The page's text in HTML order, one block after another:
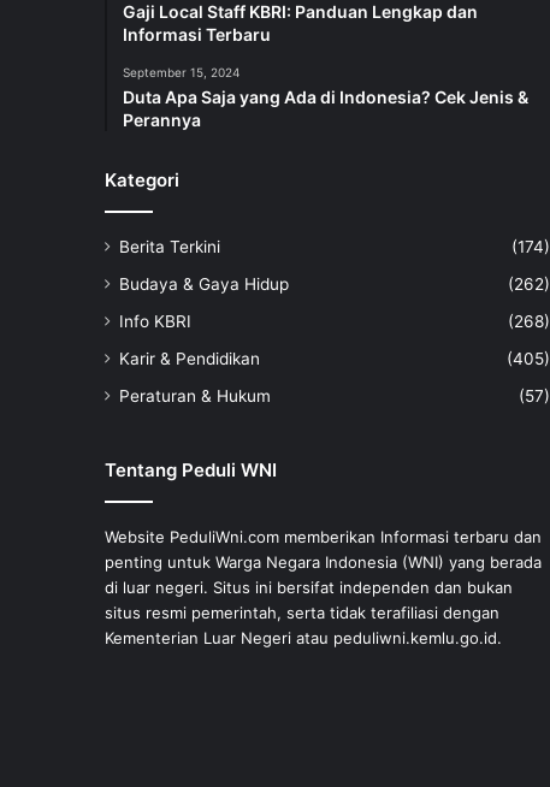
Gaji Local Staff KBRI: Panduan Lengkap dan
Informasi Terbaru
September 15, 2024
Duta Apa Saja yang Ada di Indonesia? Cek Jenis &
Perannya
Kategori
Berita Terkini
(174)
Budaya & Gaya Hidup
(262)
Info KBRI
(268)
Karir & Pendidikan
(405)
Peraturan & Hukum
(57)
Tentang Peduli WNI
Website PeduliWni.com memberikan Informasi terbaru dan
penting untuk Warga Negara Indonesia (WNI) yang berada
di luar negeri. Situs ini bersifat independen dan bukan
situs resmi pemerintah, serta tidak terafiliasi dengan
Kementerian Luar Negeri atau peduliwni.kemlu.go.id.